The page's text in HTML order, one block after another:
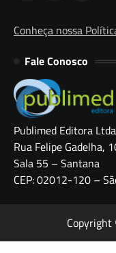
Conheça nossa
Fale Conosco
Publimed Editora
Rua Felipe Gadelha,
Sala 55 – Santana
CEP: 02012-120 –